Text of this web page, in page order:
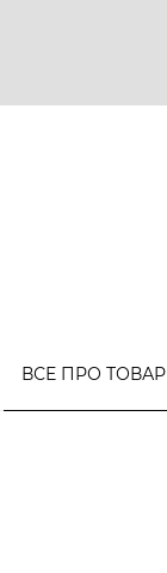
ВСЕ ПРО ТОВАР